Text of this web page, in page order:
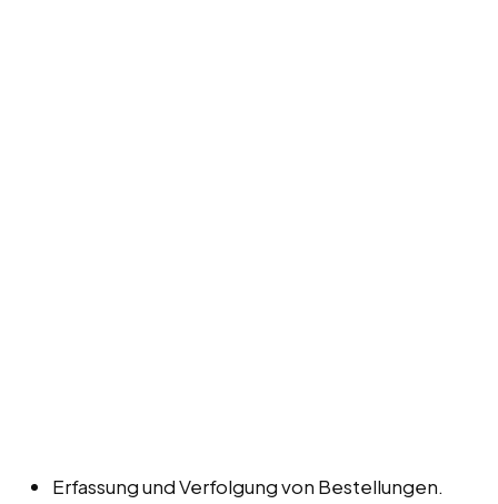
Erfassung und Verfolgung von Bestellungen.